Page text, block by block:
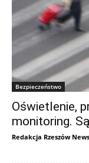
Bezpieczeństwo
Oświetlenie,
monitoring.
Redakcja Rzeszów News